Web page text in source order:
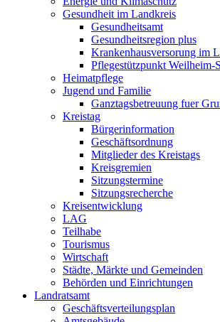
Gesundheit im Landkreis
Gesundheitsamt
Gesundheitsregion plus
Krankenhausversorung im
Pflegestützpunkt Weilheim-
Heimatpflege
Jugend und Familie
Ganztagsbetreuung fuer
Kreistag
Bürgerinformation
Geschäftsordnung
Mitglieder des Kreistags
Kreisgremien
Sitzungstermine
Sitzungsrecherche
Kreisentwicklung
LAG
Teilhabe
Tourismus
Wirtschaft
Städte, Märkte und Gemeinden
Behörden und Einrichtungen
Landratsamt
Geschäftsverteilungsplan